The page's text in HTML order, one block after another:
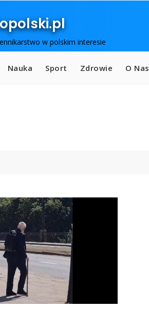
w polskim interesie
Nauka Sport Zdrowie O Nas